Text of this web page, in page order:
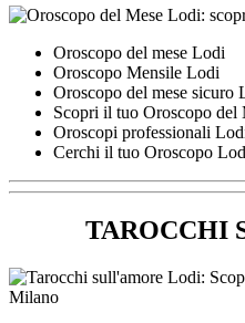
Oroscopo del mese Lodi
Oroscopo Mensile Lodi
Oroscopo del mese sicuro
Scopri il tuo Oroscopo del
Oroscopi professionali
Cerchi il tuo Oroscopo
TAROCCHI